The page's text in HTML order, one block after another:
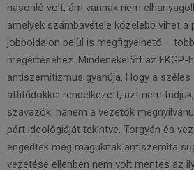
hasonló volt, ám vannak nem
amelyek számbavétele közelebb vihet a
jobboldalon belül is megfigyelhető –
megértéséhez. Mindenekelőtt az FKGP-
antiszemitizmus gyanúja. Hogy a
attitűdökkel rendelkezett, azt nem
szavazók, hanem a vezetők
párt ideológiáját tekintve. Torgyán és
engedtek meg maguknak antiszemita
vezetése ellenben nem volt mentes az